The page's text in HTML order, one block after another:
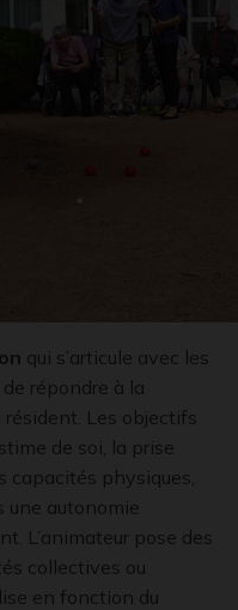
qui s’articule avec les
répondre à la
Les objectifs
de soi, la prise
capacités physiques,
une autonomie
L’animateur pose des
collectives ou
en fonction du